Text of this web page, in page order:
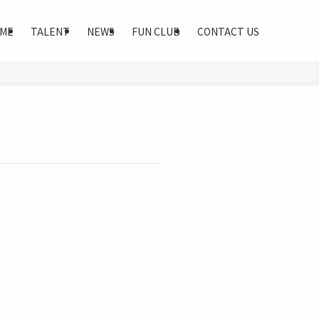
TALENT NEWS FUN CLUB CONTACT US